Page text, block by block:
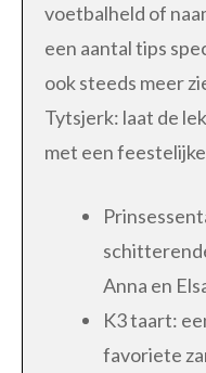
voetbalheld of
een aantal tips
ook steeds meer
Tytsjerk: laat de
met een
Anna en
K3 taart:
favoriete